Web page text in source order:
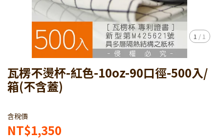
1 / 1
瓦楞不燙杯-紅色-10oz-90口徑-500入/
箱(不含蓋)
含稅價
NT$1,350